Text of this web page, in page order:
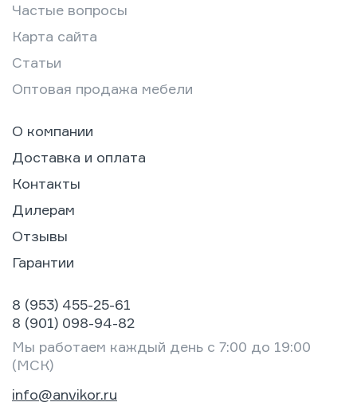
Частые вопросы
Карта сайта
Статьи
Оптовая продажа мебели
О компании
Доставка и оплата
Контакты
Дилерам
Отзывы
Гарантии
8 (953) 455-25-61
8 (901) 098-94-82
Мы работаем каждый день с 7:00 до 19:00
(МСК)
info@anvikor.ru